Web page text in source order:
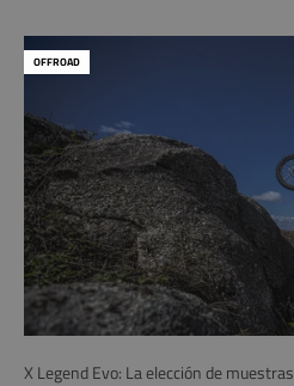
OFFROAD
X Legend Evo: La elección de muestras